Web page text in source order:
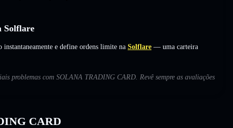
Solflare
e define ordens limite na Solflare — uma carteira
problemas com SOLANA TRADING CARD. Revê sempre as avaliações
CARD